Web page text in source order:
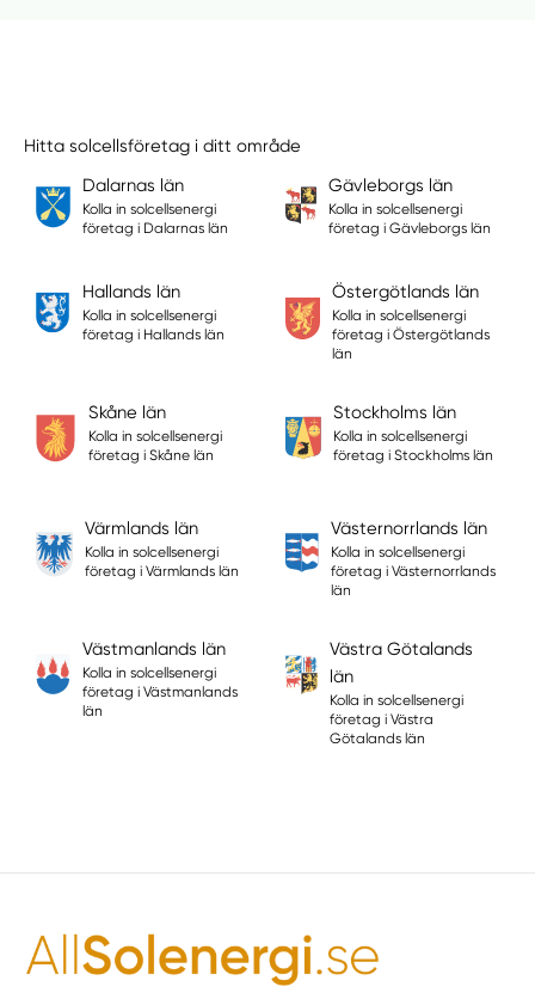
Hitta solcellsföretag i ditt område
Dalarnas län
Kolla in solcellsenergi
företag i Dalarnas län
Gävleborgs län
Kolla in solcellsenergi
företag i Gävleborgs län
Hallands län
Kolla in solcellsenergi
företag i Hallands län
Östergötlands län
Kolla in solcellsenergi
företag i Östergötlands
län
Skåne län
Kolla in solcellsenergi
företag i Skåne län
Stockholms län
Kolla in solcellsenergi
företag i Stockholms län
Värmlands län
Kolla in solcellsenergi
företag i Värmlands län
Västernorrlands län
Kolla in solcellsenergi
företag i Västernorrlands
län
Västmanlands län
Kolla in solcellsenergi
företag i Västmanlands
län
Västra Götalands
län
Kolla in solcellsenergi
företag i Västra
Götalands län